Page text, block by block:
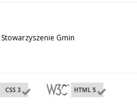
Stowarzyszenie Gmin